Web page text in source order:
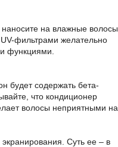
наносите на влажные волосы
фильтрами желательно
функциями.
будет содержать бета-
что кондиционер
волосы неприятными на
Суть ее – в